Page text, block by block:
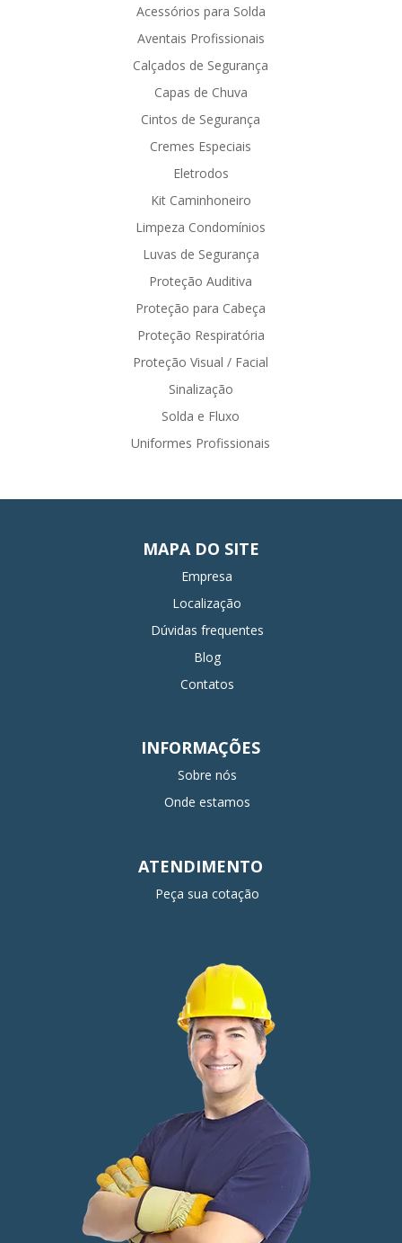
Acessórios para Solda
Aventais Profissionais
Calçados de Segurança
Capas de Chuva
Cintos de Segurança
Cremes Especiais
Eletrodos
Kit Caminhoneiro
Limpeza Condomínios
Luvas de Segurança
Proteção Auditiva
Proteção para Cabeça
Proteção Respiratória
Proteção Visual / Facial
Sinalização
Solda e Fluxo
Uniformes Profissionais
MAPA DO SITE
Empresa
Localização
Dúvidas frequentes
Blog
Contatos
INFORMAÇÕES
Sobre nós
Onde estamos
ATENDIMENTO
Peça sua cotação